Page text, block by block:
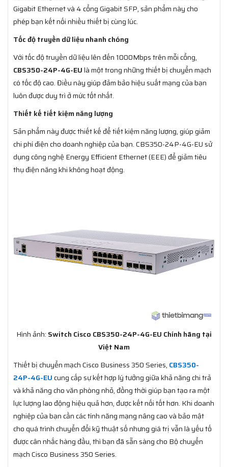
Gigabit Ethernet và 4 cổng Gigabit SFP, sản phẩm này cho
phép bạn kết nối nhiều thiết bị cùng lúc.
Tốc độ truyền dữ liệu nhanh chóng
Với tốc độ truyền dữ liệu lên đến 1000Mbps trên mỗi cổng,
CBS350-24P-4G-EUlà một trong những thiết bị chuyển mạch
có tốc độ cao. Điều này giúp đảm bảo hiệu suất mạng của bạn
luôn được duy trì ở mức tốt nhất.
Thiết kế tiết kiệm năng lượng
Sản phẩm này được thiết kế để tiết kiệm năng lượng, giúp giảm
chi phí điện cho doanh nghiệp của bạn. CBS350-24P-4G-EU sử
dụng công nghệ Energy Efficient Ethernet (EEE) để giảm tiêu
thụ điện năng khi không hoạt động.
Hình ảnh: Switch Cisco CBS350-24P-4G-EU Chính hãng tại
Việt Nam
Thiết bị chuyển mạch Cisco Business 350 Series, CBS350-
24P-4G-EUcung cấp sự kết hợp lý tưởng giữa khả năng chi trả
và khả năng cho văn phòng nhỏ, đồng thời giúp bạn tạo ra một
lực lượng lao động hiệu quả hơn, được kết nối tốt hơn. Khi doanh
nghiệp của bạn cần các tính năng mạng nâng cao và bảo mật
cho quá trình chuyển đổi kỹ thuật số nhưng giá trị vẫn là yếu tố
được cân nhắc hàng đầu, thì bạn đã sẵn sàng cho Bộ chuyển
mạch Cisco Business 350 Series.